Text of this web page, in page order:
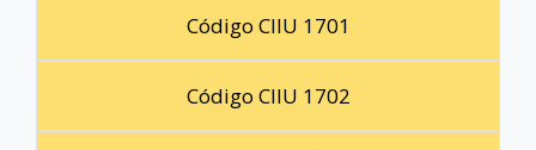
Código CIIU 1701
Código CIIU 1702